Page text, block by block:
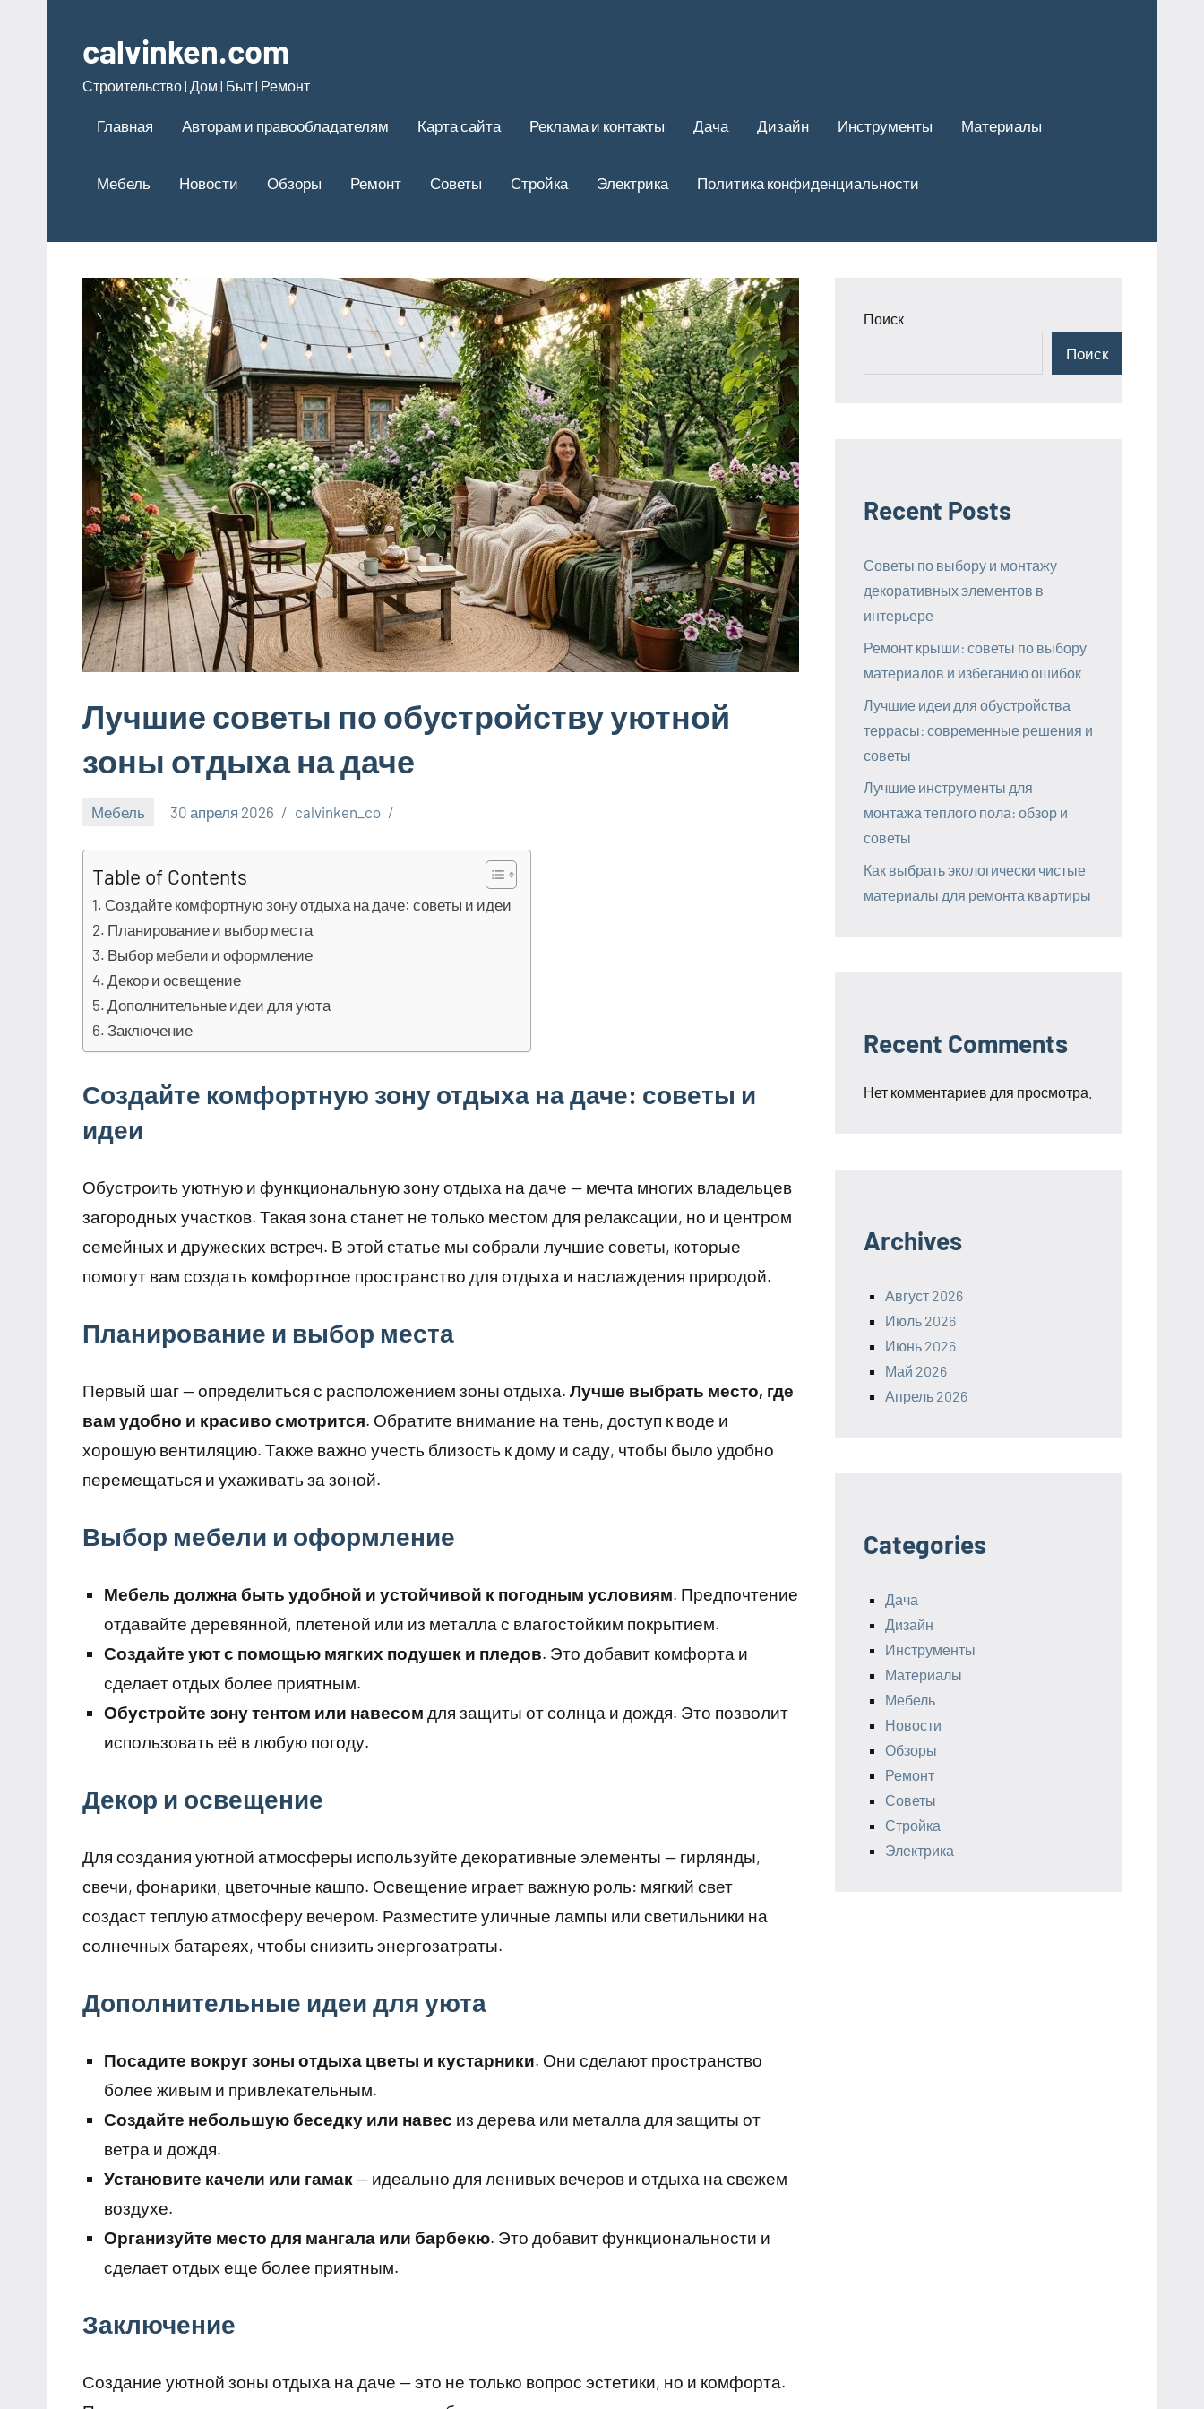
содержимому
calvinken.com
Строительство | Дом | Быт | Ремонт
Главная Авторам и правообладателям Карта сайта Реклама и контакты Дача Дизайн Инструменты Материалы
Мебель Новости Обзоры Ремонт Советы Стройка Электрика Политика конфиденциальности
Лучшие советы по обустройству уютной
зоны отдыха на даче
Мебель 30 апреля 2026 calvinken_co
Table of Contents
Создайте комфортную зону отдыха на даче: советы и идеи
Планирование и выбор места
Выбор мебели и оформление
Декор и освещение
Дополнительные идеи для уюта
Заключение
Создайте комфортную зону отдыха на даче: советы и
идеи
Обустроить уютную и функциональную зону отдыха на даче — мечта многих владельцев
загородных участков. Такая зона станет не только местом для релаксации, но и центром
семейных и дружеских встреч. В этой статье мы собрали лучшие советы, которые
помогут вам создать комфортное пространство для отдыха и наслаждения природой.
Планирование и выбор места
Первый шаг — определиться с расположением зоны отдыха. Лучше выбрать место, где
вам удобно и красиво смотрится. Обратите внимание на тень, доступ к воде и
хорошую вентиляцию. Также важно учесть близость к дому и саду, чтобы было удобно
перемещаться и ухаживать за зоной.
Выбор мебели и оформление
Мебель должна быть удобной и устойчивой к погодным условиям. Предпочтение
отдавайте деревянной, плетеной или из металла с влагостойким покрытием.
Создайте уют с помощью мягких подушек и пледов. Это добавит комфорта и
сделает отдых более приятным.
Обустройте зону тентом или навесом для защиты от солнца и дождя. Это позволит
использовать её в любую погоду.
Декор и освещение
Для создания уютной атмосферы используйте декоративные элементы — гирлянды,
свечи, фонарики, цветочные кашпо. Освещение играет важную роль: мягкий свет
создаст теплую атмосферу вечером. Разместите уличные лампы или светильники на
солнечных батареях, чтобы снизить энергозатраты.
Дополнительные идеи для уюта
Посадите вокруг зоны отдыха цветы и кустарники. Они сделают пространство
более живым и привлекательным.
Создайте небольшую беседку или навес из дерева или металла для защиты от
ветра и дождя.
Установите качели или гамак— идеально для ленивых вечеров и отдыха на свежем
воздухе.
Организуйте место для мангала или барбекю. Это добавит функциональности и
сделает отдых еще более приятным.
Заключение
Создание уютной зоны отдыха на даче — это не только вопрос эстетики, но и комфорта.
Поиск
Поиск
Recent Posts
Советы по выбору и монтажу
декоративных элементов в
интерьере
Ремонт крыши: советы по выбору
материалов и избеганию ошибок
Лучшие идеи для обустройства
террасы: современные решения и
советы
Лучшие инструменты для
монтажа теплого пола: обзор и
советы
Как выбрать экологически чистые
материалы для ремонта квартиры
Recent Comments
Нет комментариев для просмотра.
Archives
Август 2026
Июль 2026
Июнь 2026
Май 2026
Апрель 2026
Categories
Дача
Дизайн
Инструменты
Материалы
Мебель
Новости
Обзоры
Ремонт
Советы
Стройка
Электрика